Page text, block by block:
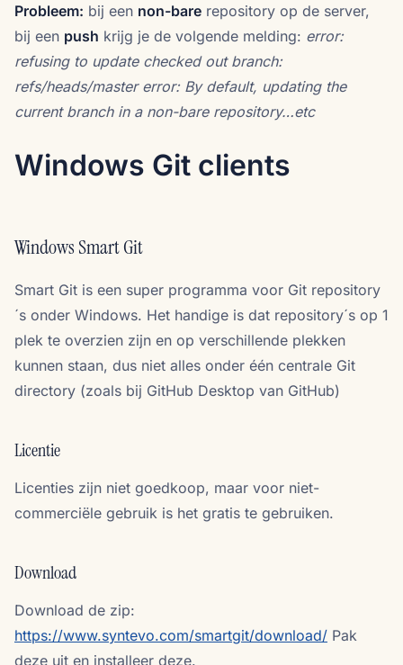
Probleem: bij een non-bare repository op de server,
bij een push krijg je de volgende melding: error:
refusing to update checked out branch:
refs/heads/master error: By default, updating the
current branch in a non-bare repository…etc
Windows Git clients
Windows Smart Git
Smart Git is een super programma voor Git repository
´s onder Windows. Het handige is dat repository´s op 1
plek te overzien zijn en op verschillende plekken
kunnen staan, dus niet alles onder één centrale Git
directory (zoals bij GitHub Desktop van GitHub)
Licentie
Licenties zijn niet goedkoop, maar voor niet-
commerciële gebruik is het gratis te gebruiken.
Download
Download de zip:
https://www.syntevo.com/smartgit/download/ Pak
deze uit en installeer deze.